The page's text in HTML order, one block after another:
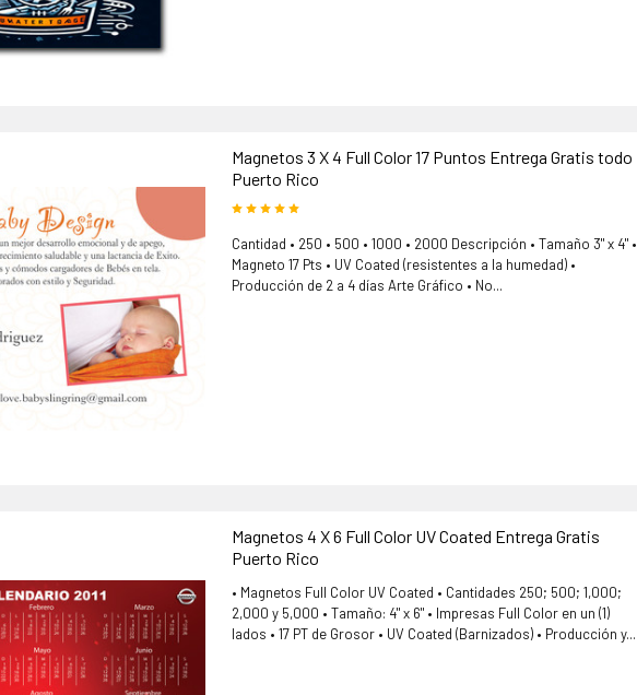
Magnetos 3 X 4 Full Color 17 Puntos Entrega Gratis todo
Puerto Rico
Cantidad • 250 • 500 • 1000 • 2000 Descripción • Tamaño 3" x 4" •
Magneto 17 Pts • UV Coated (resistentes a la humedad) •
Producción de 2 a 4 días Arte Gráfico • No...
Magnetos 4 X 6 Full Color UV Coated Entrega Gratis
Puerto Rico
• Magnetos Full Color UV Coated • Cantidades 250; 500; 1,000;
2,000 y 5,000 • Tamaño: 4" x 6" • Impresas Full Color en un (1)
lados • 17 PT de Grosor • UV Coated (Barnizados) • Producción y...